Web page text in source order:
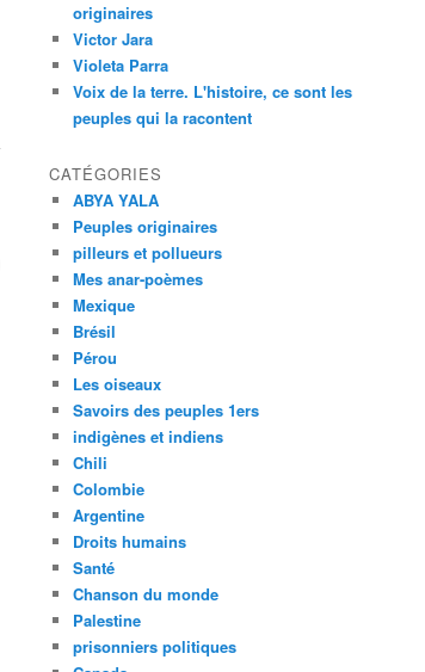
originaires
Victor Jara
Violeta Parra
Voix de la terre. L'histoire, ce sont les
peuples qui la racontent
CATÉGORIES
ABYA YALA
Peuples originaires
pilleurs et pollueurs
Mes anar-poèmes
Mexique
Brésil
Pérou
Les oiseaux
Savoirs des peuples 1ers
indigènes et indiens
Chili
Colombie
Argentine
Droits humains
Santé
Chanson du monde
Palestine
prisonniers politiques